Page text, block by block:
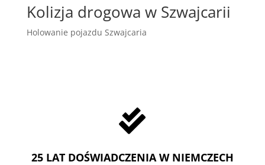
Kolizja drogowa w Szwajcarii
Holowanie pojazdu Szwajcaria

25 LAT DOŚWIADCZENIA W NIEMCZECH